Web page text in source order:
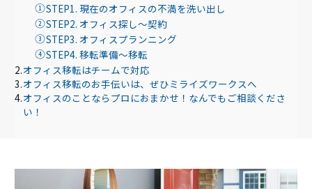
STEP1. 現在のオフィスの不満を洗い出し
STEP2. オフィス探し～契約
STEP3. オフィスプランニング
STEP4. 移転準備～移転
オフィス移転はチームで対応
オフィス移転のお手伝いは、ぜひミライズワークスへ
オフィスのことならプロにおまかせ！なんでもご相談くださ
い！